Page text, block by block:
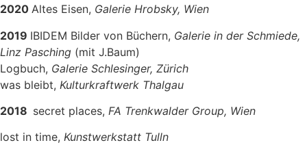
2020 Altes Eisen, Galerie Hrobsky, Wien
2019 IBIDEM Bilder von Büchern, Galerie in der Schmiede,
Linz Pasching (mit J.Baum)
Logbuch, Galerie Schlesinger, Zürich
was bleibt, Kulturkraftwerk Thalgau
2018 secret places, FA Trenkwalder Group, Wien
lost in time, Kunstwerkstatt Tulln